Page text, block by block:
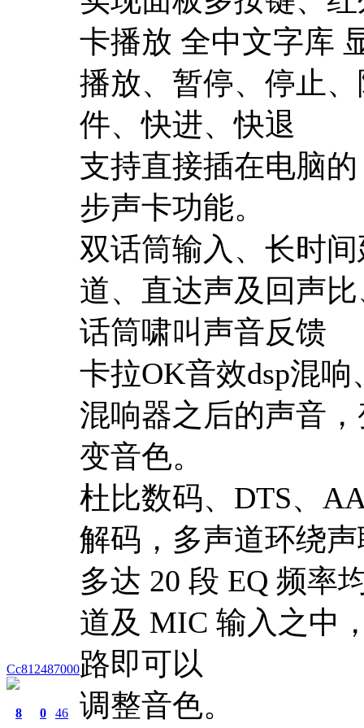
Cc812487000
8 0 46
卡播放 全中文字库
播放、暂停、停止
件、快进、快退
支持直接插在电脑
步声卡功能。
双话筒输入、长时
道、直达声及回声
话筒啸叫声音反馈
卡拉OK音效dsp混
混响器之后的声音
变音色。
杜比数码、DTS、
解码，多声道环绕
多达 20 段 EQ 频率
道及 MIC 输入之中
路即可以
调整音色。